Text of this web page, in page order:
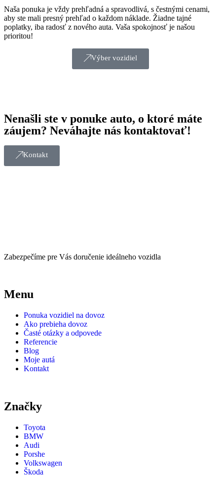
Naša ponuka je vždy prehľadná a spravodlivá, s čestnými cenami,
aby ste mali presný prehľad o každom náklade. Žiadne tajné
poplatky, iba radosť z nového auta. Vaša spokojnosť je našou
prioritou!
Výber vozidiel
Nenašli ste v ponuke auto, o ktoré máte
záujem? Neváhajte nás kontaktovať!
Kontakt
Zabezpečíme pre Vás doručenie ideálneho vozidla
Menu
Ponuka vozidiel na dovoz
Ako prebieha dovoz
Časté otázky a odpovede
Referencie
Blog
Moje autá
Kontakt
Značky
Toyota
BMW
Audi
Porshe
Volkswagen
Škoda